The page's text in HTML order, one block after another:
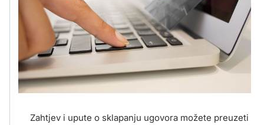
Zahtjev i upute o sklapanju ugovora možete preuzeti